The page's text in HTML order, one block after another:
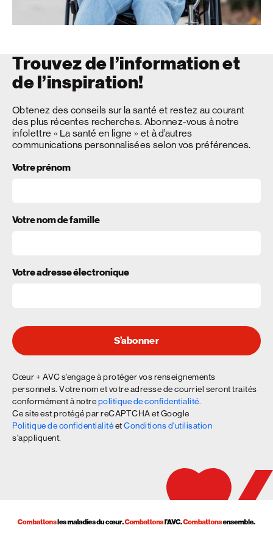
Trouvez de l’information et
de l’inspiration!
Obtenez des conseils sur la santé et restez au courant
des plus récentes recherches. Abonnez-vous à notre
infolettre « La santé en ligne » et à d’autres
communications personnalisées selon vos préférences.
Votre prénom
Votre nom de famille
Votre adresse électronique
S’abonner
Cœur + AVC s’engage à protéger vos renseignements
personnels. Votre nom et votre adresse de courriel seront traités
conformément à notrepolitique de confidentialité
Ce site est protégé par reCAPTCHA et Google
Politique de confidentialitéetConditions d'utilisation
s'appliquent.